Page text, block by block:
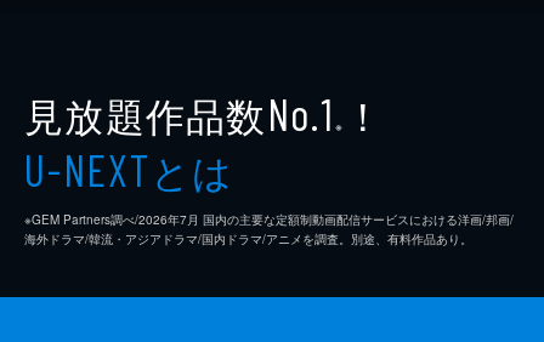
見放題作品数No.1 ※ ！
U-NEXTとは
※GEM Partners調べ/2026年7⽉ 国内の主要な定額制動画配信サービスにおける洋画/邦画/
海外ドラマ/韓流・アジアドラマ/国内ドラマ/アニメを調査。別途、有料作品あり。